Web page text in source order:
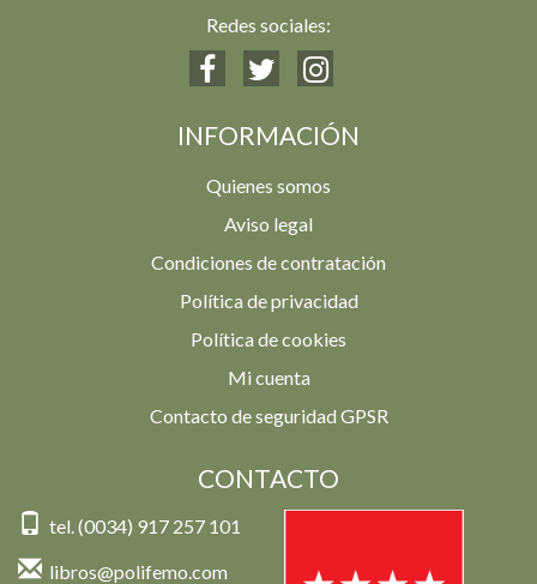
Redes sociales:
INFORMACIÓN
Quienes somos
Aviso legal
Condiciones de contratación
Política de privacidad
Política de cookies
Mi cuenta
Contacto de seguridad GPSR
CONTACTO
tel. (0034) 917 257 101
libros@polifemo.com